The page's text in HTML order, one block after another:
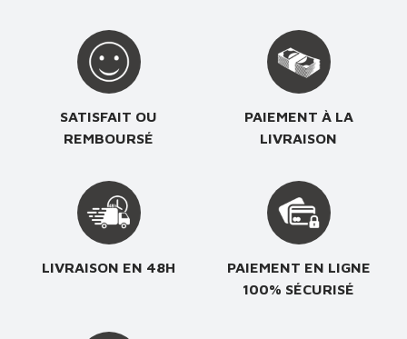
SATISFAIT OU
REMBOURSÉ
PAIEMENT À LA
LIVRAISON
LIVRAISON EN 48H
PAIEMENT EN LIGNE
100% SÉCURISÉ